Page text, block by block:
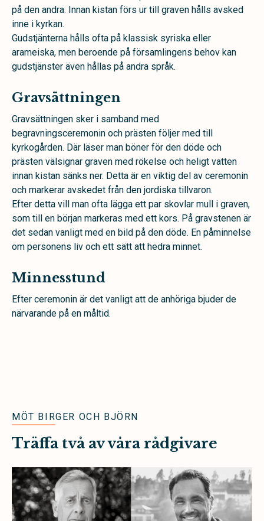
på den andra. Innan kistan förs ur till graven hålls avsked
inne i kyrkan.
Gudstjänterna hålls ofta på klassisk syriska eller
arameiska, men beroende på församlingens behov kan
gudstjänster även hållas på andra språk.
Gravsättningen
Gravsättningen sker i samband med
begravningsceremonin och prästen följer med till
kyrkogården. Där läser man böner för den döde och
prästen välsignar graven med rökelse och heligt vatten
innan kistan sänks ner. Detta är en viktig del av ceremonin
och markerar avskedet från den jordiska tillvaron.
Efter detta vill man ofta lägga ett par skovlar mull i graven,
som till en början markeras med ett kors. På gravstenen är
det sedan vanligt med en bild på den döde. En påminnelse
om personens liv och ett sätt att hedra minnet.
Minnesstund
Efter ceremonin är det vanligt att de anhöriga bjuder de
närvarande på en måltid.
MÖT BIRGER OCH BJÖRN
Träffa två av våra rådgivare